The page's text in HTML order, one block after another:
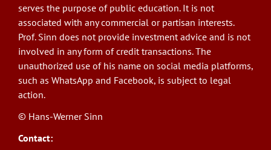
serves the purpose of public education. It is not
associated with any commercial or partisan interests.
Prof. Sinn does not provide investment advice and is not
involved in any form of credit transactions. The
unauthorized use of his name on social media platforms,
such as WhatsApp and Facebook, is subject to legal
action.
© Hans-Werner Sinn
Contact: